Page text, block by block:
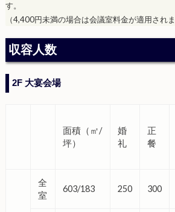
す。
（4,400円未満の場合は会議室料金が適用されま
収容人数
2F 大宴会場
面積（㎡/
坪）
婚
礼
正
餐
全
室
603/183 250 300